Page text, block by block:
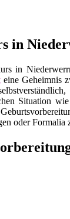
in
in
eine Geheimnis
Situation
oder Formalia